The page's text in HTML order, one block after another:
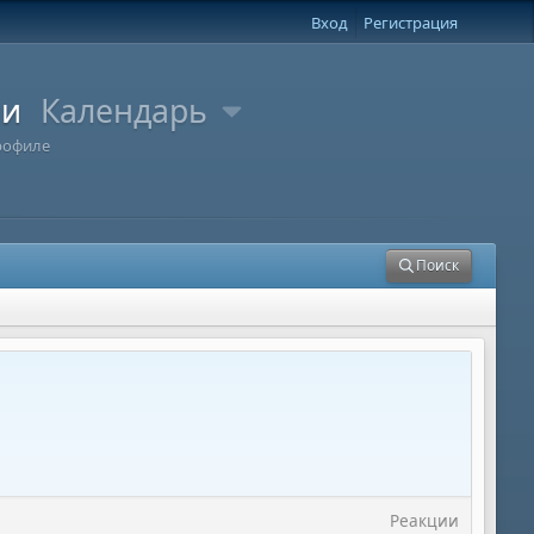
Вход Регистрация
Календарь
Поиск
Реакции